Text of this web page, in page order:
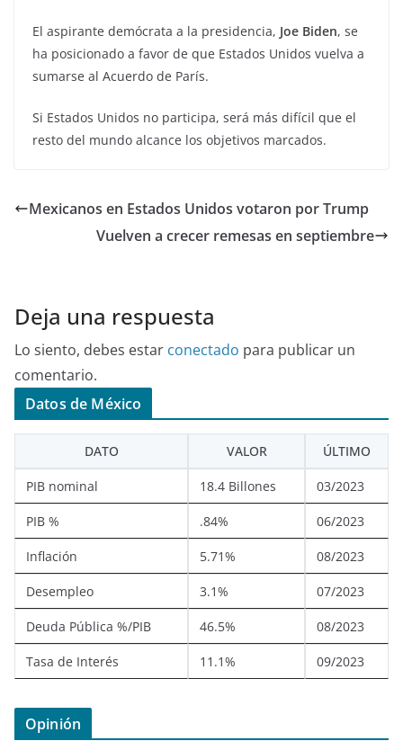
El aspirante demócrata a la presidencia, Joe Biden, se
ha posicionado a favor de que Estados Unidos vuelva a
sumarse al Acuerdo de París.
Si Estados Unidos no participa, será más difícil que el
resto del mundo alcance los objetivos marcados.
Mexicanos en Estados Unidos votaron por Trump
Vuelven a crecer remesas en septiembre
Deja una respuesta
Lo siento, debes estar conectado para publicar un
comentario.
Datos de México
DATO VALOR ÚLTIMO
PIB nominal 18.4 Billones 03/2023
PIB % .84% 06/2023
Inflación 5.71% 08/2023
Desempleo 3.1% 07/2023
Deuda Pública %/PIB 46.5% 08/2023
Tasa de Interés 11.1% 09/2023
Opinión